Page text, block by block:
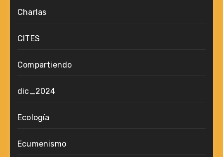
Charlas
CITES
Compartiendo
dic_2024
Ecología
Ecumenismo